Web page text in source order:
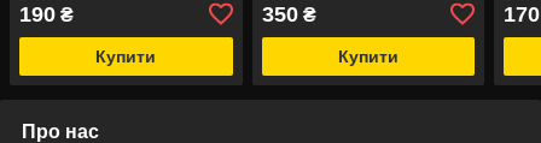
190 ₴
Купити
350₴
Купити
170
Про нас